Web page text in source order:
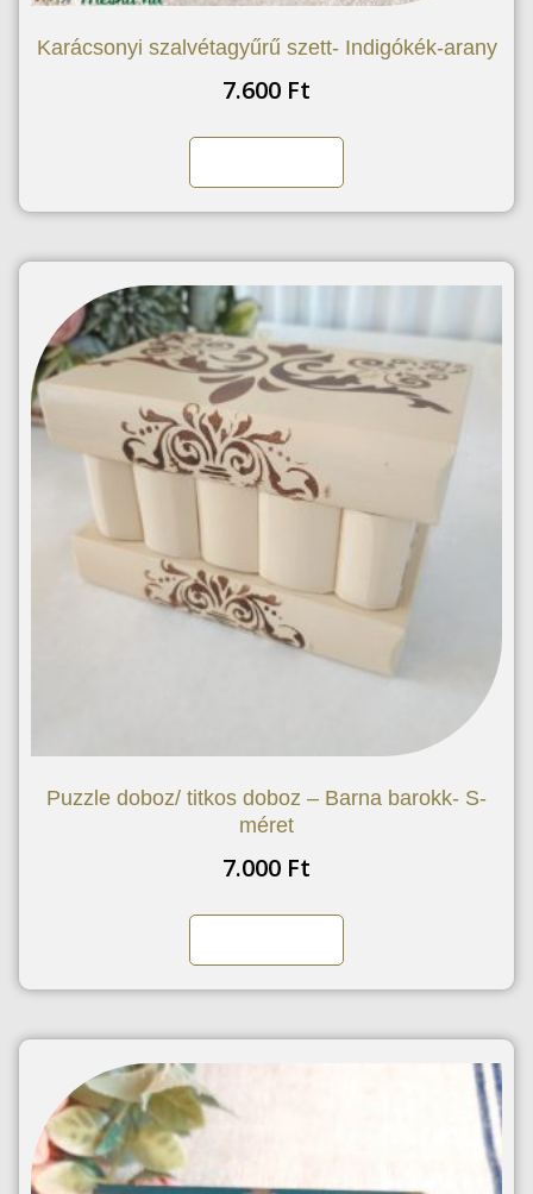
Karácsonyi szalvétagyűrű szett- Indigókék-arany
7.600 Ft
Puzzle doboz/ titkos doboz – Barna barokk- S-
méret
7.000 Ft